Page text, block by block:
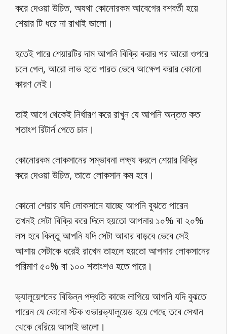
করে দেওয়া উচিত, অযথা কোনোরকম আবেগের বশবর্তী হয়ে
শেয়ার টি ধরে না রাখাই ভালো।
হতেই পারে শেয়ারটির দাম আপনি বিক্রি করার পর আরো ওপরে
চলে গেল, আরো লাভ হতে পারত ভেবে আক্ষেপ করার কোনো
কারণ নেই।
তাই আগে থেকেই নির্ধারণ করে রাখুন যে আপনি অন্তত কত
শতাংশ রিটার্ন পেতে চান।
কোনোরকম লোকসানের সম্ভাবনা লক্ষ্য করলে শেয়ার বিক্রি
করে দেওয়া উচিত, তাতে লোকসান কম হবে।
কোনো শেয়ার যদি লোকসানে যাচ্ছে আপনি বুঝতে পারেন
তখনই সেটা বিক্রি করে দিলে হয়তো আপনার ১০% বা ২০%
লস হবে কিন্তু আপনি যদি সেটা আবার বাড়বে ভেবে সেই
আশায় সেটাকে ধরেই রাখেন তাহলে হয়তো আপনার লোকসানের
পরিমাণ ৫০% বা ১০০ শতাংশও হতে পারে।
ভ্যালুয়েশনের বিভিন্ন পদ্ধতি কাজে লাগিয়ে আপনি যদি বুঝতে
পারেন যে কোনো স্টক ওভারভ্যালুয়েড হয়ে গেছে তবে সেখান
থেকে বেরিয়ে আসাই ভালো।